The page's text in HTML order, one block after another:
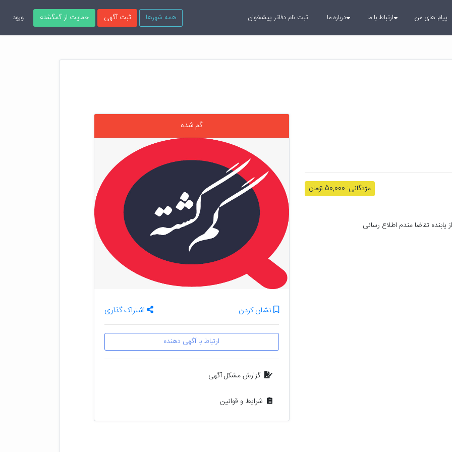
همه شهرها ثبت آگهی حمایت از گمگشته ورود پیام های من ارتباط با ما درباره ما ثبت نام دفاتر پیشخوان
مژدگانی: 50,000 تومان
گم شده
نشان کردن اشتراک گذاری
ارتباط با آگهی دهنده
گزارش مشکل آگهی
شرایط و قوانین